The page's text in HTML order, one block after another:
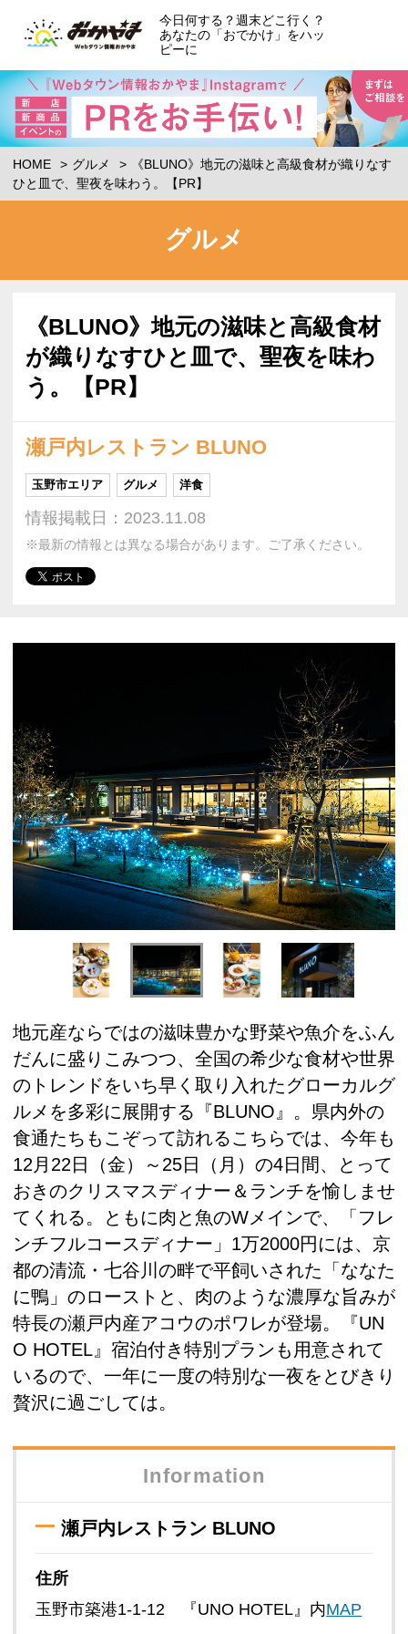
今日何する？週末どこ行く？
あなたの「おでかけ」をハッ
ピーに
HOME グルメ
《BLUNO》地元の滋味と高級食材が織りなす
ひと皿で、聖夜を味わう。【PR】
グルメ
《BLUNO》地元の滋味と高級食材
が織りなすひと皿で、聖夜を味わ
う。【PR】
瀬戸内レストラン BLUNO
玉野市エリア グルメ 洋食
情報掲載日：2023.11.08
※最新の情報とは異なる場合があります。ご了承ください。
地元産ならではの滋味豊かな野菜や魚介をふん
だんに盛りこみつつ、全国の希少な食材や世界
のトレンドをいち早く取り入れたグローカルグ
ルメを多彩に展開する『BLUNO』。県内外の
食通たちもこぞって訪れるこちらでは、今年も
12月22日（金）～25日（月）の4日間、とって
おきのクリスマスディナー＆ランチを愉しませ
てくれる。ともに肉と魚のWメインで、「フレ
ンチフルコースディナー」1万2000円には、京
都の清流・七谷川の畔で平飼いされた「ななた
に鴨」のローストと、肉のような濃厚な旨みが
特長の瀬戸内産アコウのポワレが登場。『UN
O HOTEL』宿泊付き特別プランも用意されて
いるので、一年に一度の特別な一夜をとびきり
贅沢に過ごしては。
Information
瀬戸内レストラン BLUNO
住所
玉野市築港1-1-12 『UNO HOTEL』内MAP